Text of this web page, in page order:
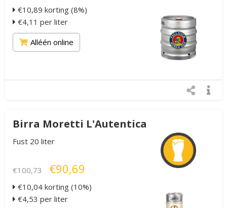
€10,89 korting (8%)
€4,11 per liter
Alléén online
Birra Moretti L'Autentica
Fust 20 liter
€100,73 €90,69
€10,04 korting (10%)
€4,53 per liter